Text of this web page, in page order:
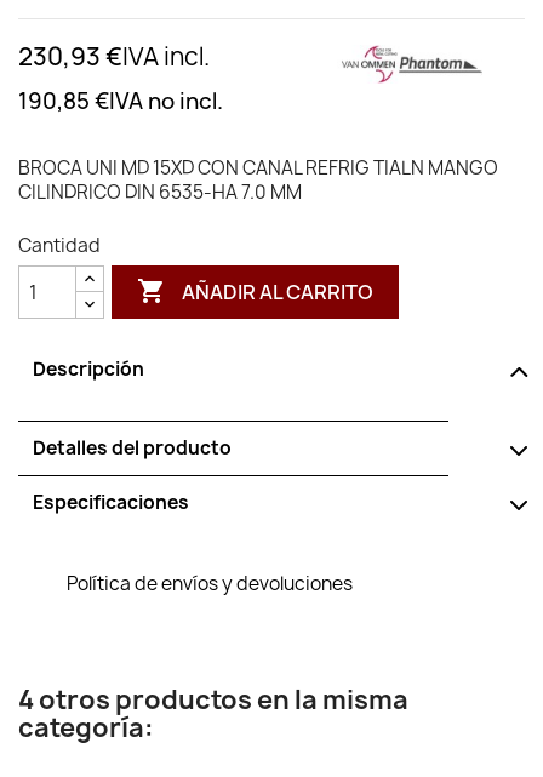
230,93 €IVA incl.
190,85 €IVA no incl.
BROCA UNI MD 15XD CON CANAL REFRIG TIALN MANGO
CILINDRICO DIN 6535-HA 7.0 MM
Cantidad
 AÑADIR AL CARRITO
Descripción
Detalles del producto
Especificaciones
Política de envíos y devoluciones
4 otros productos en la misma
categoría: